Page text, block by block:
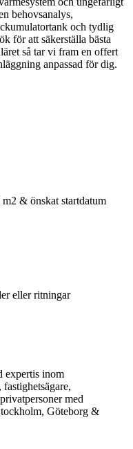
behovsanalys,
och tydlig
för att säkerställa bästa
så tar vi fram en offert
anpassad för dig.
& önskat startdatum
eller ritningar
expertis inom
med
Göteborg &